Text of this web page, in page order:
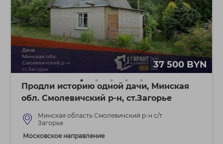
37 500 BYN
Продли историю одной дачи, Минская
обл. Смолевичский р-н, ст.Загорье
Минская область Смолевичский р-н с/т
Загорье
Московское направление